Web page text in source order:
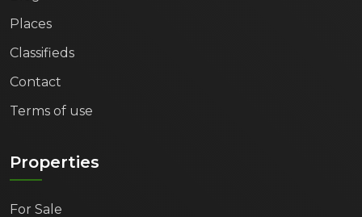
Places
Classifieds
Contact
Terms of use
Properties
For Sale